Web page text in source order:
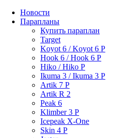
Новости
Парапланы
Купить параплан
Target
Koyot 6 / Koyot 6 P
Hook 6 / Hook 6 P
Hiko / Hiko P
Ikuma 3 / Ikuma 3 P
Artik 7 P
Artik R 2
Peak 6
Klimber 3 P
Icepeak X-One
Skin 4 P